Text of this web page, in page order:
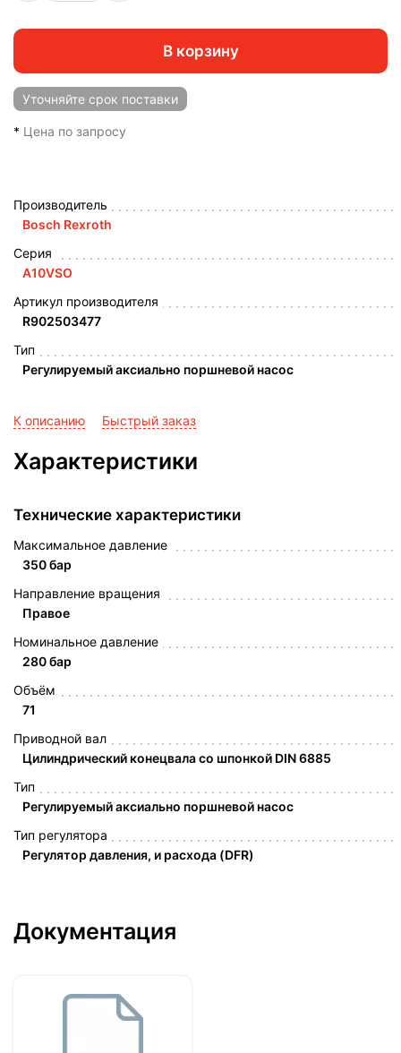
В корзину
Уточняйте срок поставки
* Цена по запросу
Производитель
Bosch Rexroth
Серия
A10VSO
Артикул производителя
R902503477
Тип
Регулируемый аксиально поршневой насос
К описанию Быстрый заказ
Характеристики
Технические характеристики
Максимальное давление
350 бар
Направление вращения
Правое
Номинальное давление
280 бар
Объём
71
Приводной вал
Цилиндрический конецвала со шпонкой DIN 6885
Тип
Регулируемый аксиально поршневой насос
Тип регулятора
Регулятор давления, и расхода (DFR)
Документация